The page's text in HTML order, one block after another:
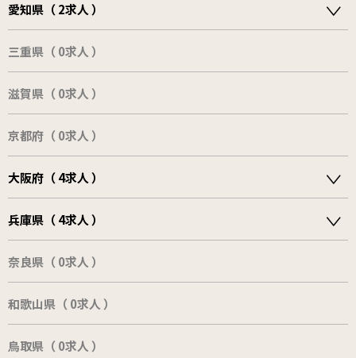
愛知県（ 2求人 ）
三重県（ 0求人 ）
滋賀県（ 0求人 ）
京都府（ 0求人 ）
大阪府（ 4求人 ）
兵庫県（ 4求人 ）
奈良県（ 0求人 ）
和歌山県（ 0求人 ）
鳥取県（ 0求人 ）